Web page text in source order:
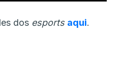
dos esports aqui.